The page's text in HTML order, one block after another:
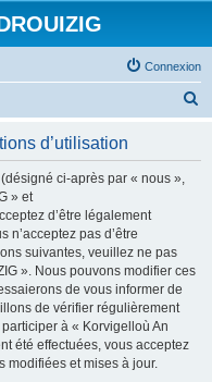
Connexion
d’utilisation
ci-après par « nous »,
» et
d’être légalement
n’acceptez pas d’être
suivantes, veuillez ne pas
». Nous pouvons modifier ces
de vous informer de
de vérifier régulièrement
à « Korvigelloù An
été effectuées, vous acceptez
modifiées et mises à jour.